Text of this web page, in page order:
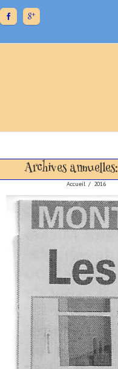
Archives annuelles:
Accueil / 2016